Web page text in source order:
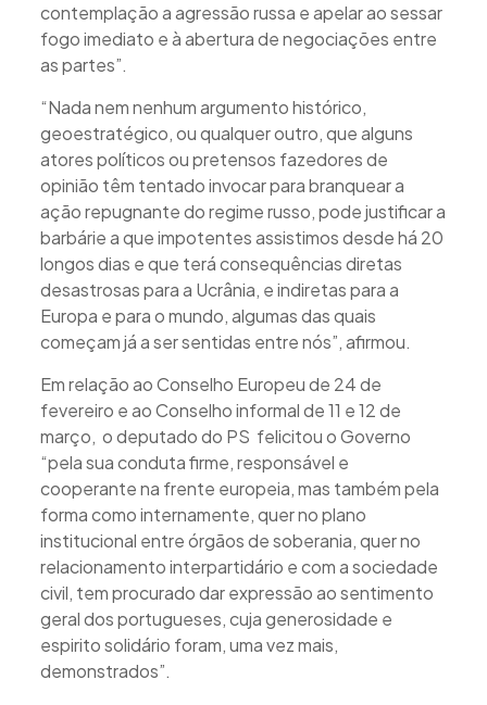
contemplação a agressão russa e apelar ao sessar
fogo imediato e à abertura de negociações entre
as partes”.
“Nada nem nenhum argumento histórico,
geoestratégico, ou qualquer outro, que alguns
atores políticos ou pretensos fazedores de
opinião têm tentado invocar para branquear a
ação repugnante do regime russo, pode justificar a
barbárie a que impotentes assistimos desde há 20
longos dias e que terá consequências diretas
desastrosas para a Ucrânia, e indiretas para a
Europa e para o mundo, algumas das quais
começam já a ser sentidas entre nós”, afirmou.
Em relação ao Conselho Europeu de 24 de
fevereiro e ao Conselho informal de 11 e 12 de
março, o deputado do PS felicitou o Governo
“pela sua conduta firme, responsável e
cooperante na frente europeia, mas também pela
forma como internamente, quer no plano
institucional entre órgãos de soberania, quer no
relacionamento interpartidário e com a sociedade
civil, tem procurado dar expressão ao sentimento
geral dos portugueses, cuja generosidade e
espirito solidário foram, uma vez mais,
demonstrados”.